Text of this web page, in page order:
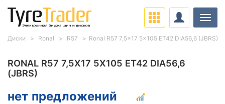
RONAL R57 7,5X17 5X105 ET42 DIA56,6
(JBRS)
нет предложений
Диски Ronal R57 Ronal R57 7,5x17 5x105 ET42 DIA56,6 (JBRS)